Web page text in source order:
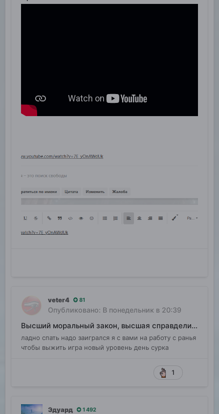
veter4 81
Опубликовано: В понедельник в 20:39
Высший моральный закон, высшая справделивость
ладно спать надо заигрался я с вами на работу с ранья
чтобы выжить игра новый уровень день сурка
1
Эдуард 1 492